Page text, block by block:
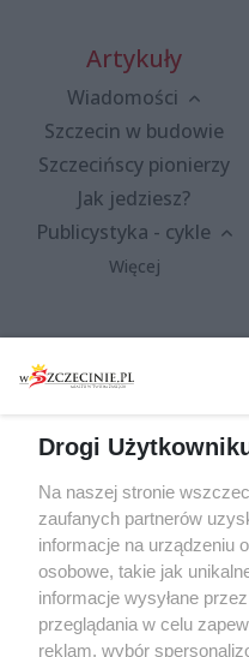
Artykuły
Wiadomości
Szczecin w budowie
Szczecińscy pionierzy
Jak jedziesz?
Publicystyka - cykle
Więcej
Wydarzenia
Warsztaty
Jarmarki, festyny, pchle
targi
Wernisaże
Więcej
Drogi
Na naszej stronie
zaufanych partnerów
informacje na urządzeniu
osobowe, takie jak
informacje wysyłane
przeglądania w celu
reklam, wybór